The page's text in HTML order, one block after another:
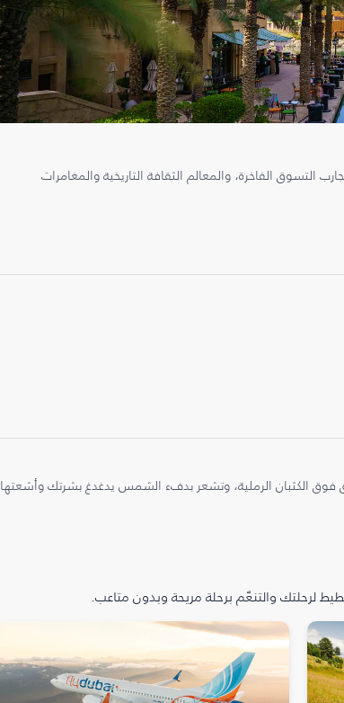
التسوق الفاخرة، والمعالم الثقافة التاريخية والمغامرات
الكثبان الرملية، وتشعر بدفء الشمس يدغدغ بشرتك وأشعتها
لرحلتك والتنعّم برحلة مريحة وبدون متاعب.